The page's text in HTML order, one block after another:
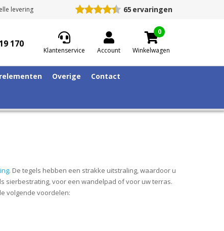
levering 65 ervaringen
170
Klantenservice Account
0
Winkelwagen
Overige Contact
. De tegels hebben een strakke uitstraling, waardoor u
sierbestrating, voor een wandelpad of voor uw terras.
volgende voordelen: